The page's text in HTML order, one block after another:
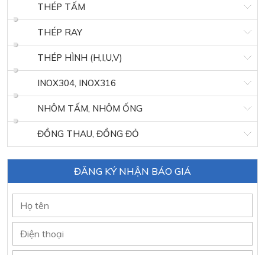
THÉP TẤM
THÉP RAY
THÉP HÌNH (H,I,U,V)
INOX304, INOX316
NHÔM TẤM, NHÔM ỐNG
ĐỒNG THAU, ĐỒNG ĐỎ
ĐĂNG KÝ NHẬN BÁO GIÁ